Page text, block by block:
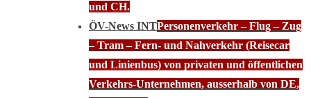
und CH.
ÖV-News INTPersonenverkehr – Flug – Zug
– Tram – Fern- und Nahverkehr (Reisecar
und Linienbus) von privaten und öffentlichen
Verkehrs-Unternehmen, ausserhalb von DE,